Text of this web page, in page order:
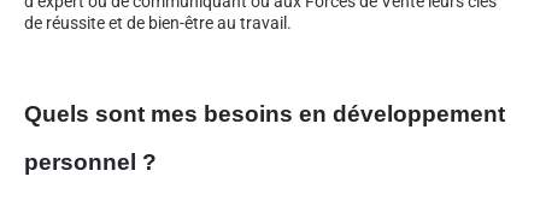
de réussite et de bien-être au travail.
Quels sont mes besoins en développement
personnel ?